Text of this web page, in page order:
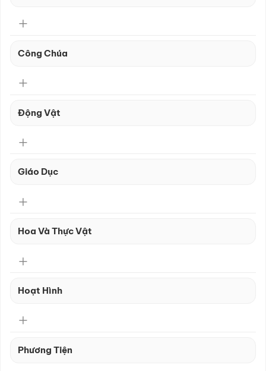
Công Chúa
Động Vật
Giáo Dục
Hoa Và Thực Vật
Hoạt Hình
Phương Tiện